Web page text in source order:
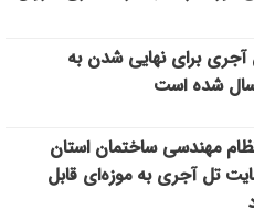
برای نهایی شدن به
شده است
مهندسی ساختمان استان
تل آجری به موزه‌ای قابل